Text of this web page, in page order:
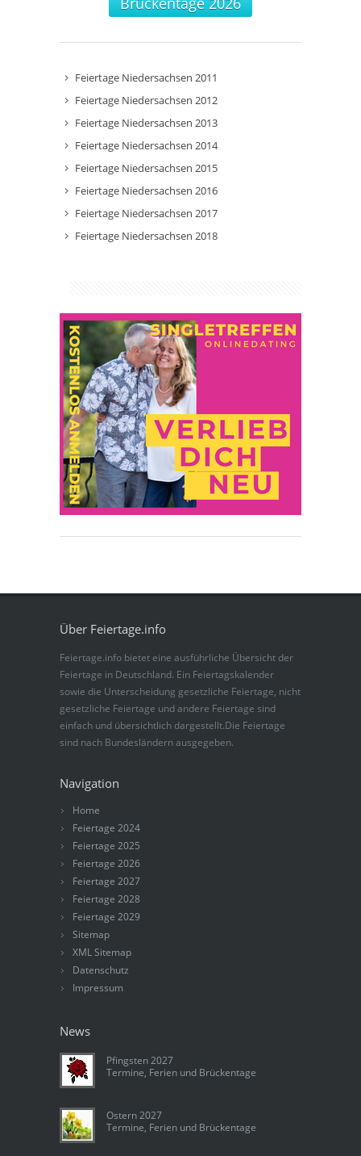
Feiertage Niedersachsen 2011
Feiertage Niedersachsen 2012
Feiertage Niedersachsen 2013
Feiertage Niedersachsen 2014
Feiertage Niedersachsen 2015
Feiertage Niedersachsen 2016
Feiertage Niedersachsen 2017
Feiertage Niedersachsen 2018
Über Feiertage.info
Feiertage.info bietet eine ausführliche Übersicht der
Feiertage in Deutschland. Ein Feiertagskalender
sowie die Unterscheidung gesetzliche Feiertage, nicht
gesetzliche Feiertage und andere Feiertage sind
einfach und übersichtlich dargestellt.Die Feiertage
sind nach Bundesländern ausgegeben.
Navigation
Home
Feiertage 2024
Feiertage 2025
Feiertage 2026
Feiertage 2027
Feiertage 2028
Feiertage 2029
Sitemap
XML Sitemap
Datenschutz
Impressum
News
Pfingsten 2027
Termine, Ferien und Brückentage
Ostern 2027
Termine, Ferien und Brückentage